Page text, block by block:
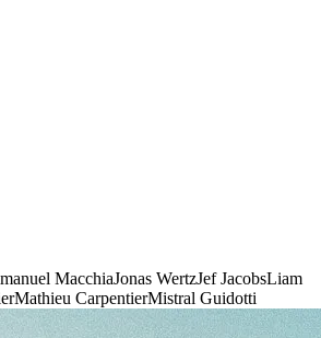
MacchiaJonas WertzJef JacobsLiam
Mathieu CarpentierMistral Guidotti